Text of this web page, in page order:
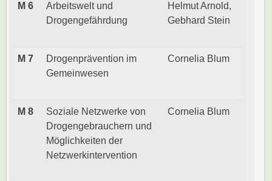
M 6
Arbeitswelt und
Drogengefährdung
Helmut Arnold,
Gebhard Stein
M 7
Drogenprävention im
Gemeinwesen
Cornelia Blum
M 8
Soziale Netzwerke von
Drogengebrauchern und
Möglichkeiten der
Netzwerkintervention
Cornelia Blum